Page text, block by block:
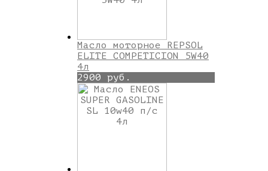
Масло моторное REPSOL
ELITE COMPETICION 5W40
4л
2900 руб.